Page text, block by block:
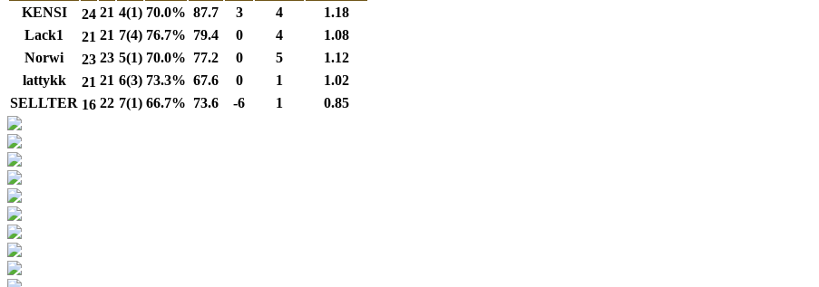
KENSI
24 21 4(1) 70.0% 87.7 3 4
1.18
Lack1
21 21 7(4) 76.7% 79.4 0 4
1.08
Norwi
23 23 5(1) 70.0% 77.2 0 5
1.12
lattykk
21 21 6(3) 73.3% 67.6 0 1
1.02
SELLTER 16 22 7(1) 66.7% 73.6 -6 1 0.85